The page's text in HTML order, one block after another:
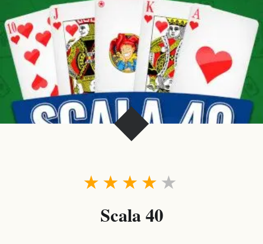
★
★
★
★
★
Scala 40